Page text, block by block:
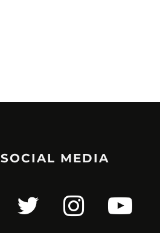
SOCIAL MEDIA